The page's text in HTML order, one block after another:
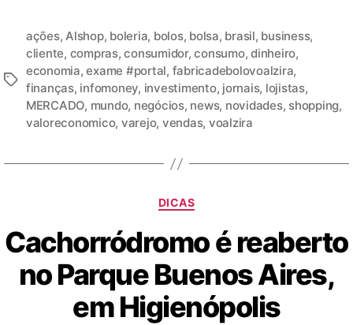
ações,Alshop, boleria, bolos, bolsa, brasil, business,
cliente, compras,consumidor,consumo,dinheiro,
economia,exame #portal, fabricadebolovoalzira,
finanças, infomoney, investimento, jornais, lojistas,
MERCADO, mundo, negócios, news, novidades, shopping,
valoreconomico, varejo, vendas, voalzira
DICAS
Cachorródromo é reaberto
no Parque Buenos Aires,
em Higienópolis